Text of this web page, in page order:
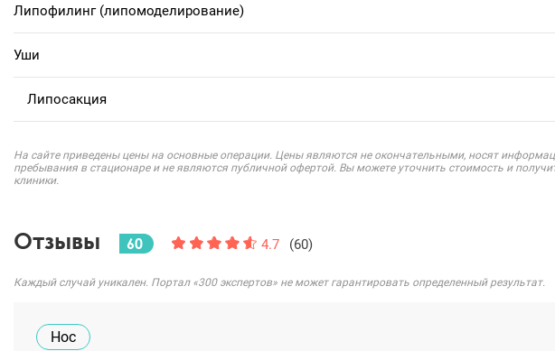
Липофилинг (липомоделирование)
Уши
Липосакция
На сайте приведены цены на основные операции. Цены являются не окончательными, носят
пребывания в стационаре и не являются публичной офертой. Вы можете уточнить стоимость и
клиники.
Отзывы 60 4.7 (60)
Каждый случай уникален. Портал «300 экспертов» не может гарантировать определенный результат.
Нос